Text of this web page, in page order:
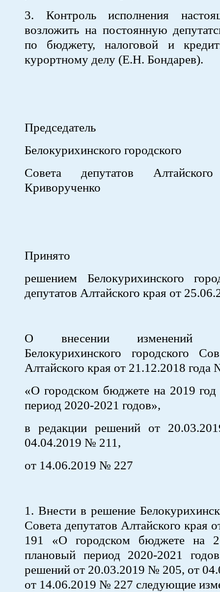
3. Контроль исполнения
возложить на постоянную
по бюджету, налоговой и
курортному делу (Е.Н. Бондарев).
Председатель
Белокурихинского городского
Совета депутатов
Криворученко
Принято
решением Белокурихинского
депутатов Алтайского края от
О внесении изменений
Белокурихинского городского
Алтайского края от 21.12.2018 года
«О городском бюджете на 2019
период 2020-2021 годов»,
в редакции решений от
04.04.2019 № 211,
от 14.06.2019 № 227
1. Внести в решение
Совета депутатов Алтайского края
191 «О городском бюджете на
плановый период 2020-2021
решений от 20.03.2019 № 205, от
от 14.06.2019 № 227 следующие